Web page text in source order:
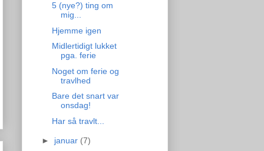
5 (nye?) ting om
mig...
Hjemme igen
Midlertidigt lukket
pga. ferie
Noget om ferie og
travlhed
Bare det snart var
onsdag!
Har så travlt...
► januar (7)